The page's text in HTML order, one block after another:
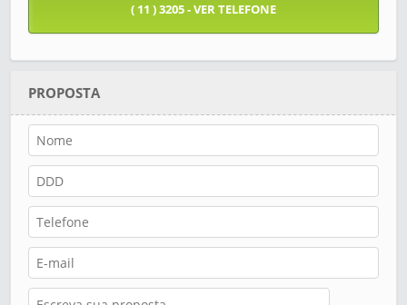
( 11 ) 3205 - VER TELEFONE
PROPOSTA